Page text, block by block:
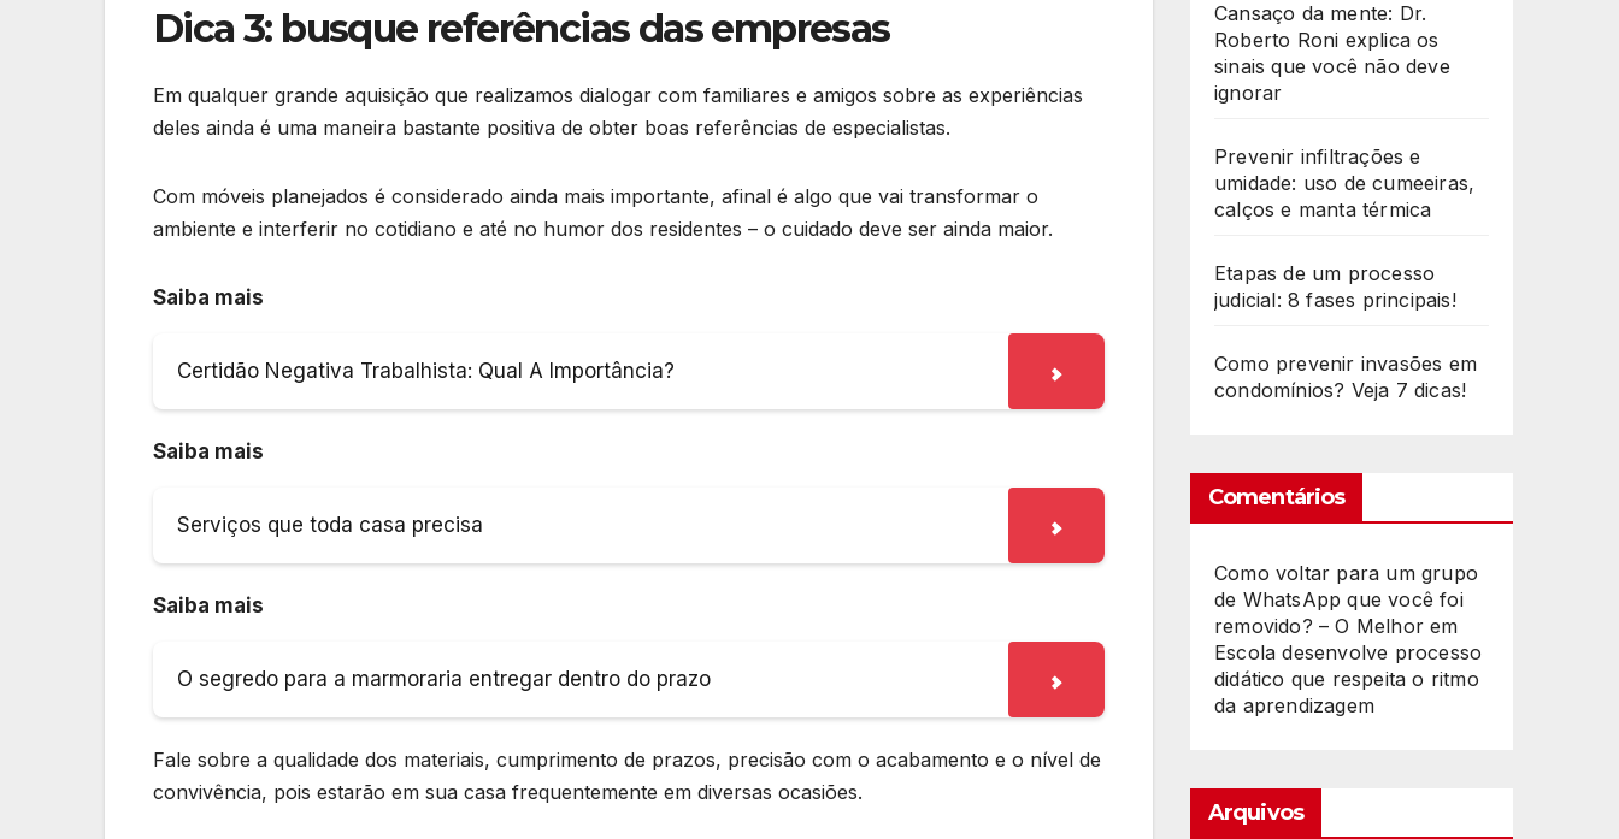
Dica 3: busque referências das empresas
Em qualquer grande aquisição que realizamos dialogar com familiares e amigos sobre as experiências
deles ainda é uma maneira bastante positiva de obter boas referências de especialistas.
Com móveis planejados é considerado ainda mais importante, afinal é algo que vai transformar o
ambiente e interferir no cotidiano e até no humor dos residentes – o cuidado deve ser ainda maior.
Saiba mais
Certidão Negativa Trabalhista: Qual A Importância?
Saiba mais
Serviços que toda casa precisa
Saiba mais
O segredo para a marmoraria entregar dentro do prazo
Fale sobre a qualidade dos materiais, cumprimento de prazos, precisão com o acabamento e o nível de
convivência, pois estarão em sua casa frequentemente em diversas ocasiões.
Cansaço da mente: Dr.
Roberto Roni explica os
sinais que você não deve
ignorar
Prevenir infiltrações e
umidade: uso de cumeeiras,
calços e manta térmica
Etapas de um processo
judicial: 8 fases principais!
Como prevenir invasões em
condomínios? Veja 7 dicas!
Comentários
Como voltar para um grupo
de WhatsApp que você foi
removido? – O Melhor em
Escola desenvolve processo
didático que respeita o ritmo
da aprendizagem
Arquivos